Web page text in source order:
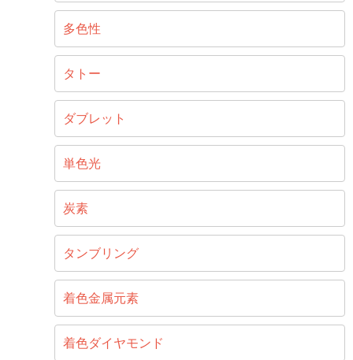
多色性
タトー
ダブレット
単色光
炭素
タンブリング
着色金属元素
着色ダイヤモンド